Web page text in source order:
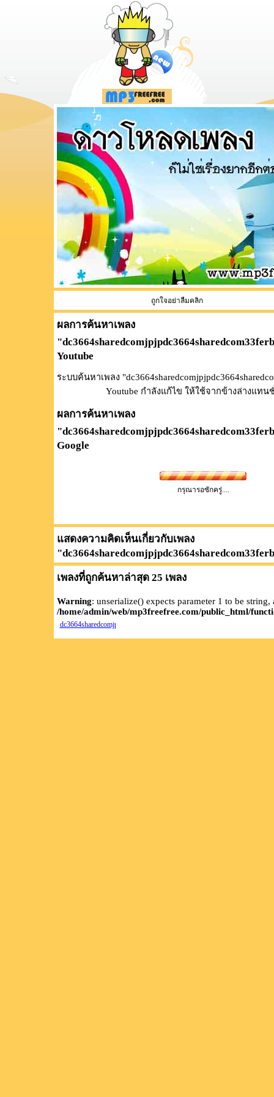
ถูกใจอย่าลืมคลิก
ผลการค้นหาเพลง
"
Youtube
ระบบค้นหาเพลง
Youtube กำลังแก้ไข ให้ใช้จากข้างล่างแทน
ผลการค้นหาเพลง
"
Google
กรุณารอซักครู่....
แสดงความคิดเห็นเกี่ยวกับเพลง
"
เพลงที่ถูกค้นหาล่าสุด 25 เพลง
Warning: unserialize() expects parameter 1 to be
/home/admin/web/mp3freefree.com/public_html/
dc3664sharedcomjpjpdc3664sharedcom33ferbinden